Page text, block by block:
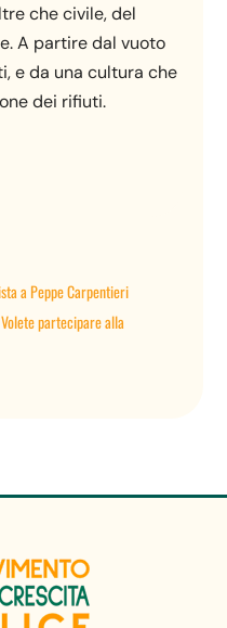
che civile, del
A partire dal vuoto
e da una cultura che
dei rifiuti.
a Peppe Carpentieri
partecipare alla